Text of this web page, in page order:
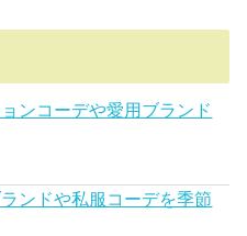
ンコーデや愛用ブランド
ンドや私服コーデを季節